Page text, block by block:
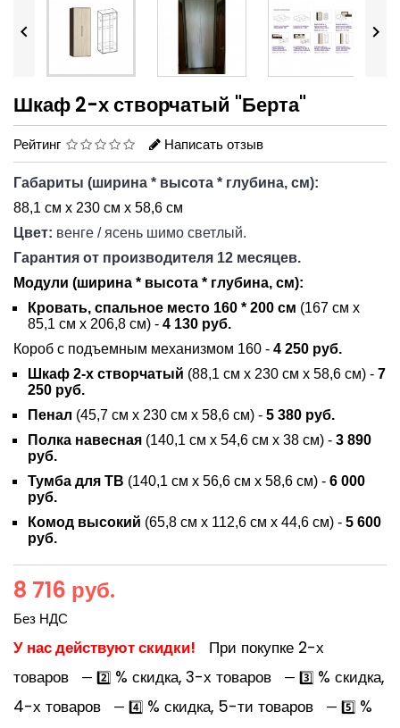
 
Шкаф 2-х створчатый "Берта"
Рейтинг Написать отзыв
Габариты (ширина * высота * глубина, см):
88,1 см х 230 см х 58,6 см
Цвет: венге / ясень шимо светлый.
Гарантия от производителя 12 месяцев.
Модули (ширина * высота * глубина, см):
Кровать, спальное место 160 * 200 см (167 см х
85,1 см х 206,8 см) - 4 130 руб.
Короб с подъемным механизмом 160 - 4 250 руб.
Шкаф 2-х створчатый (88,1 см х 230 см х 58,6 см) - 7
250 руб.
Пенал (45,7 см х 230 см х 58,6 см) - 5 380 руб.
Полка навесная (140,1 см х 54,6 см х 38 см) - 3 890
руб.
Тумба для ТВ (140,1 см х 56,6 см х 58,6 см) - 6 000
руб.
Комод высокий (65,8 см х 112,6 см х 44,6 см) - 5 600
руб.
8 716 руб.
Без НДС
У нас действуют скидки!
При покупке 2-х
товаров
— 2️⃣ % скидка, 3-х товаров — 3️⃣ % скидка,
4-х товаров
— 4️⃣ % скидка, 5-ти товаров — 5️⃣ %